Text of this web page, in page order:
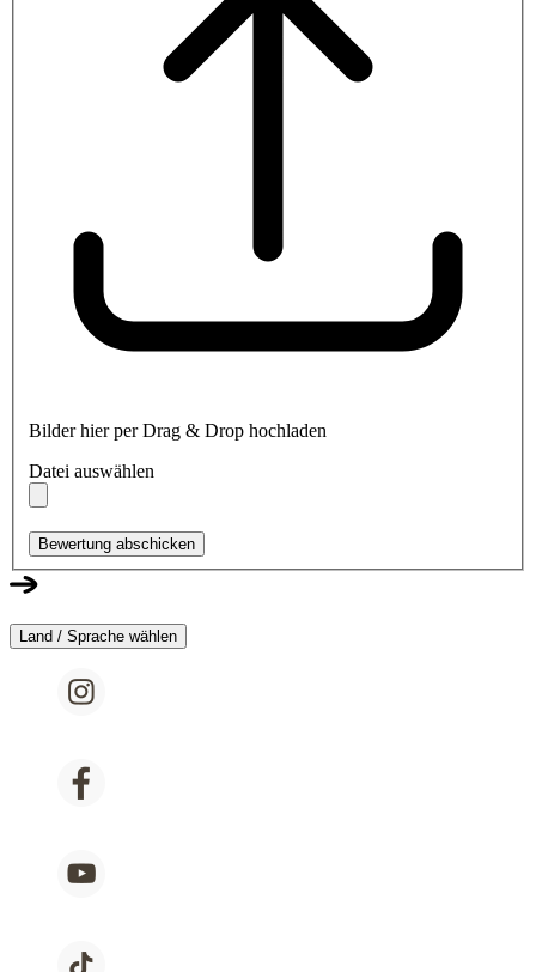
Bilder hier per Drag & Drop hochladen
Datei auswählen
Bewertung abschicken
Land / Sprache wählen